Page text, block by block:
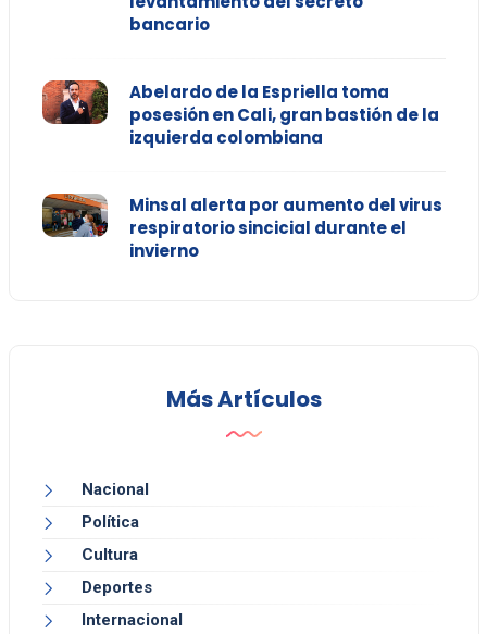
bancario
Abelardo de la Espriella toma
posesión en Cali, gran bastión de la
izquierda colombiana
Minsal alerta por aumento del virus
respiratorio sincicial durante el
invierno
Más Artículos
Nacional
Política
Cultura
Deportes
Internacional